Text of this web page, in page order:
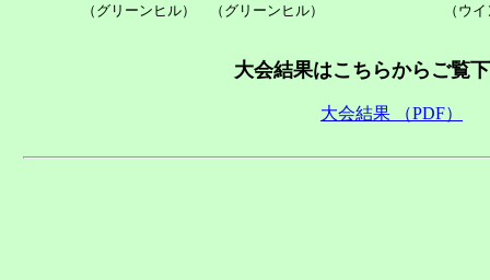
（グリーンヒル）
（グリーンヒル）
（ウ
大会結果はこちらからご覧
大会結果 （PDF）